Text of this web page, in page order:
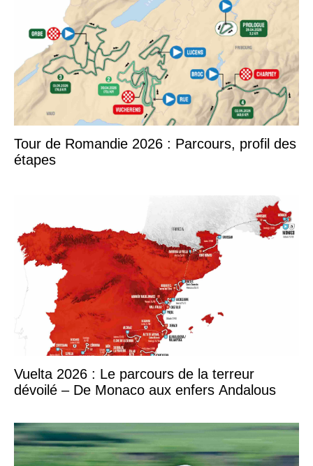
Tour de Romandie 2026 : Parcours, profil des
étapes
Vuelta 2026 : Le parcours de la terreur
dévoilé – De Monaco aux enfers Andalous